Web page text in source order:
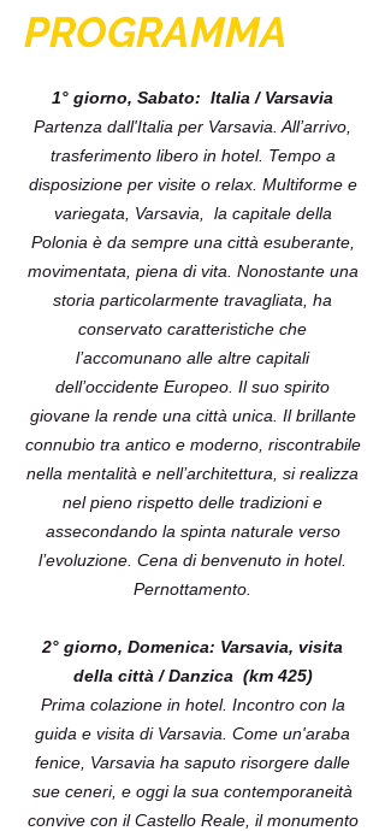
PROGRAMMA
1° giorno, Sabato: Italia / Varsavia
Partenza dall'Italia per Varsavia. All’arrivo,
trasferimento libero in hotel. Tempo a
disposizione per visite o relax. Multiforme e
variegata, Varsavia, la capitale della
Polonia è da sempre una città esuberante,
movimentata, piena di vita. Nonostante una
storia particolarmente travagliata, ha
conservato caratteristiche che
l’accomunano alle altre capitali
dell’occidente Europeo. Il suo spirito
giovane la rende una città unica. Il brillante
connubio tra antico e moderno, riscontrabile
nella mentalità e nell’architettura, si realizza
nel pieno rispetto delle tradizioni e
assecondando la spinta naturale verso
l’evoluzione. Cena di benvenuto in hotel.
Pernottamento.
2° giorno, Domenica: Varsavia, visita
della città / Danzica (km 425)
Prima colazione in hotel. Incontro con la
guida e visita di Varsavia. Come un'araba
fenice, Varsavia ha saputo risorgere dalle
sue ceneri, e oggi la sua contemporaneità
convive con il Castello Reale, il monumento